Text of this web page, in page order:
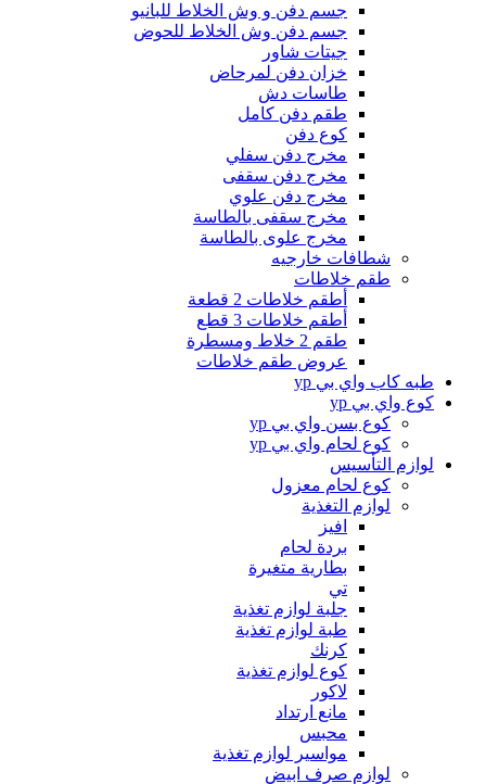
جسم دفن و وش الخلاط للبانيو
جسم دفن وش الخلاط للحوض
جيتات شاور
خزان دفن لمرحاض
طاسات دش
طقم دفن كامل
كوع دفن
مخرج دفن سفلي
مخرج دفن سقفى
مخرج دفن علوي
مخرج سقفى بالطاسة
مخرج علوى بالطاسة
شطافات خارجيه
طقم خلاطات
أطقم خلاطات 2 قطعة
أطقم خلاطات 3 قطع
طقم 2 خلاط ومسطرة
عروض طقم خلاطات
طبه كاب واي بي yp
كوع واي بي yp
كوع بسن واي بي yp
كوع لحام واي بي yp
لوازم التأسيس
كوع لحام معزول
لوازم التغذية
افيز
بردة لحام
بطارية متغيرة
تي
جلبة لوازم تغذية
طبة لوازم تغذية
كرنك
كوع لوازم تغذية
لاكور
مانع ارتداد
محبس
مواسير لوازم تغذية
لوازم صرف ابيض